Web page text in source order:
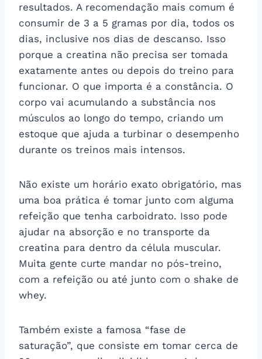
resultados. A recomendação mais comum é
consumir de 3 a 5 gramas por dia, todos os
dias, inclusive nos dias de descanso. Isso
porque a creatina não precisa ser tomada
exatamente antes ou depois do treino para
funcionar. O que importa é a constância. O
corpo vai acumulando a substância nos
músculos ao longo do tempo, criando um
estoque que ajuda a turbinar o desempenho
durante os treinos mais intensos.
Não existe um horário exato obrigatório, mas
uma boa prática é tomar junto com alguma
refeição que tenha carboidrato. Isso pode
ajudar na absorção e no transporte da
creatina para dentro da célula muscular.
Muita gente curte mandar no pós-treino,
com a refeição ou até junto com o shake de
whey.
Também existe a famosa “fase de
saturação”, que consiste em tomar cerca de